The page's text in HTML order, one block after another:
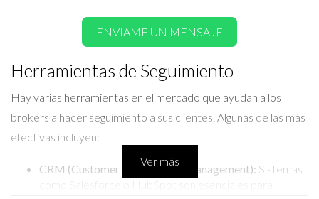
ENVIAME UN MENSAJE
Herramientas de Seguimiento
Hay varias herramientas en el mercado que ayudan a los
brokers a hacer seguimiento a sus clientes. Algunas de las más
efectivas incluyen:
CRM (Customer Relationship Management): Sistemas
Ver más